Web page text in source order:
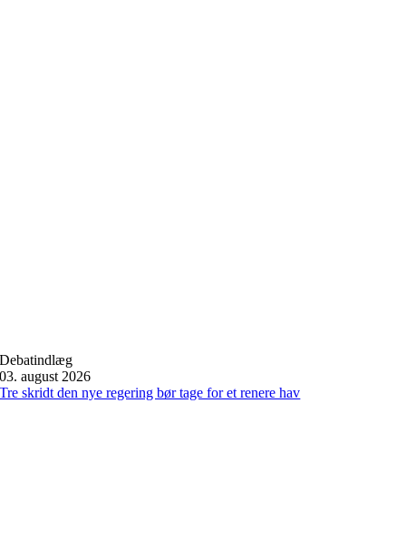
Debatindlæg
03. august 2026
Tre skridt den nye regering bør tage for et renere hav